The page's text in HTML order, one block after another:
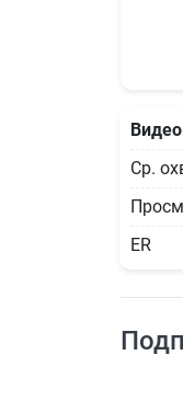
Видео
Ср.
ER